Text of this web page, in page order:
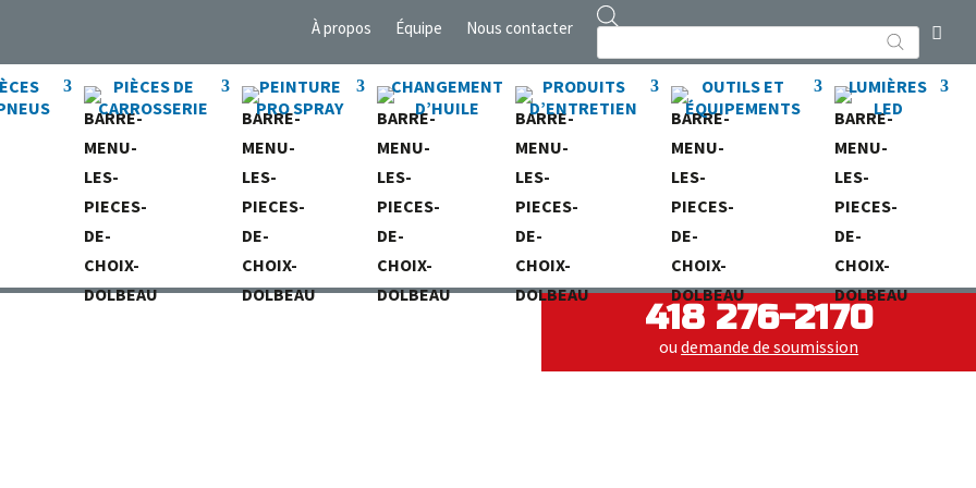
À propos Équipe Nous contacter Recherche
produits
PIÈCES DE
CARROSSERIE
PEINTURE
PRO SPRAY
CHANGEMENT
D’HUILE
PRODUITS
D’ENTRETIEN
OUTILS ET
ÉQUIPEMENTS
LUMIÈRES
LED
418 276-2170
oudemande de soumission